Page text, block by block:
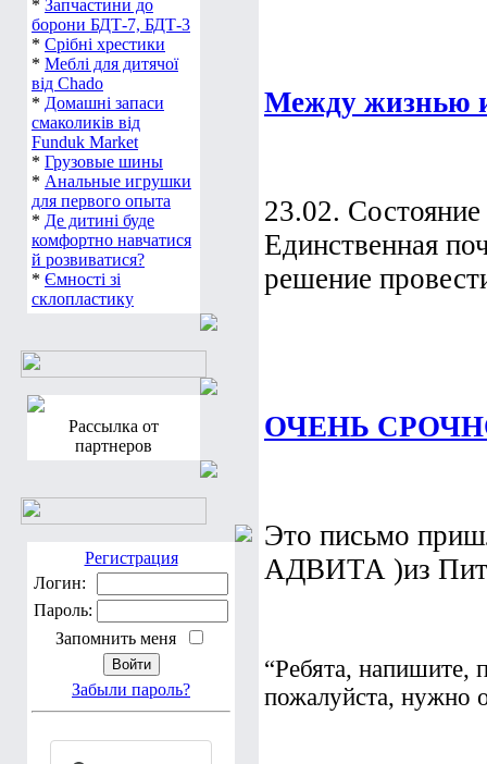
* Запчастини до
борони БДТ-7, БДТ-3
* Срібні хрестики
* Меблі для дитячої
від Chado
* Домашні запаси
смаколиків від
Funduk Market
* Грузовые шины
* Анальные игрушки
для первого опыта
* Де дитині буде
комфортно навчатися
й розвиватися?
* Ємності зі
склопластику
Рассылка от
партнеров
Регистрация
Логин:
Пароль:
Запомнить меня
Забыли пароль?
Между жизнью
23.02. Состояние
Единственная
решение
ОЧЕНЬ
Это письмо
АДВИТА )из
“Ребята, напишите,
пожалуйста, нужно